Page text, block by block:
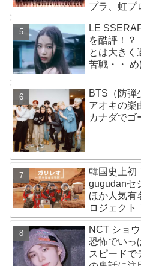
プラ、虹プ
Kep1er、
グループが
INI、ME:I
介
LE
を酷評！？
とは大きく
苦戦・・
BTS（防弾
アオキの楽
カナダでゴ
韓国史上初
gugudanセ
ほか人気有
ロジェクト
す宇宙」10
送決定
NCT ショ
恐怖でいっ
スピードで